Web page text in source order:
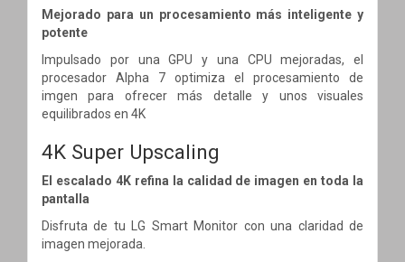
Mejorado para un procesamiento más inteligente y
potente
Impulsado por una GPU y una CPU mejoradas, el
procesador Alpha 7 optimiza el procesamiento de
imgen para ofrecer más detalle y unos visuales
equilibrados en 4K
4K Super Upscaling
El escalado 4K refina la calidad de imagen en toda la
pantalla
Disfruta de tu LG Smart Monitor con una claridad de
imagen mejorada.